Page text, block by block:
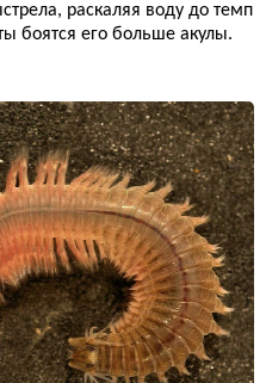
раскаляя воду до темп
боятся его больше акулы.